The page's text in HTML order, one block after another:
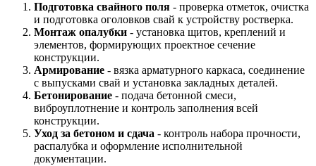
Подготовка свайного поля - проверка отметок, очистка
и подготовка оголовков свай к устройству ростверка.
Монтаж опалубки - установка щитов, креплений и
элементов, формирующих проектное сечение
конструкции.
Армирование - вязка арматурного каркаса, соединение
с выпусками свай и установка закладных деталей.
Бетонирование - подача бетонной смеси,
виброуплотнение и контроль заполнения всей
конструкции.
Уход за бетоном и сдача - контроль набора прочности,
распалубка и оформление исполнительной
документации.